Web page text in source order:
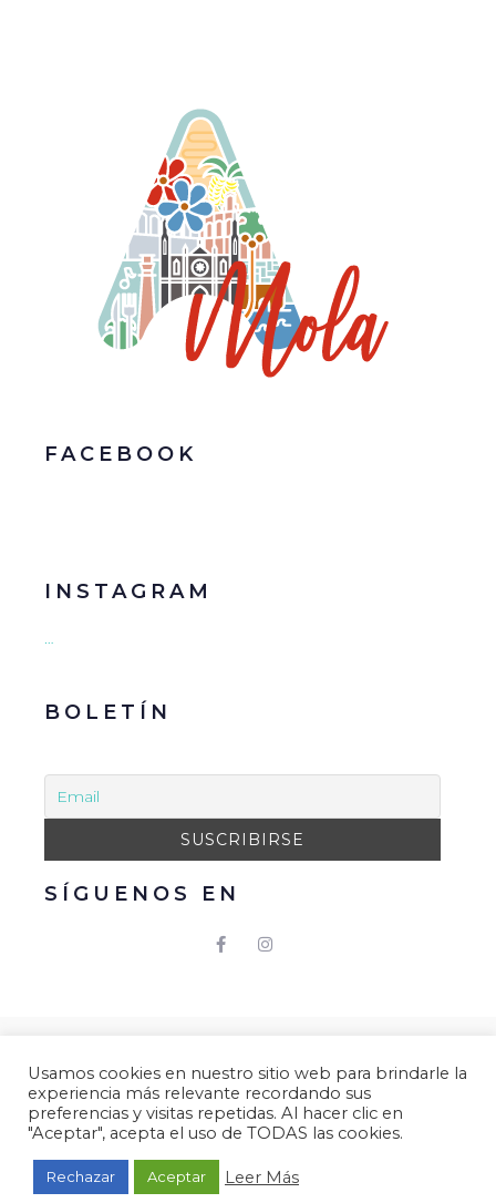
FACEBOOK
INSTAGRAM
BOLETÍN
SÍGUENOS EN
reservados.
Aviso Legal|Política de Privacidad|Política de
Cookies.
Desarrollado por
Usamos cookies en nuestro sitio web para brindarle la
experiencia más relevante recordando sus
preferencias y visitas repetidas. Al hacer clic en
"Aceptar", acepta el uso de TODAS las cookies.
Rechazar Aceptar Leer Más